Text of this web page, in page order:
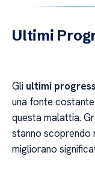
Ultimi
Gli ultimi
una fonte
questa malattia.
stanno scoprendo
migliorano